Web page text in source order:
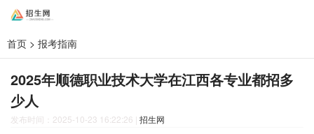
首页 > 报考指南
2025年顺德职业技术大学在江西各专业都招多
少人
发布时间：2025-10-23 16:22:26 | 招生网